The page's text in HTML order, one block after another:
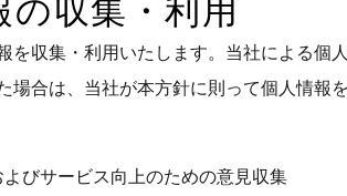
の収集・利用
収集・利用いたします。当社による個
合は、当社が本方針に則って個人情報
びサービス向上のための意見収集